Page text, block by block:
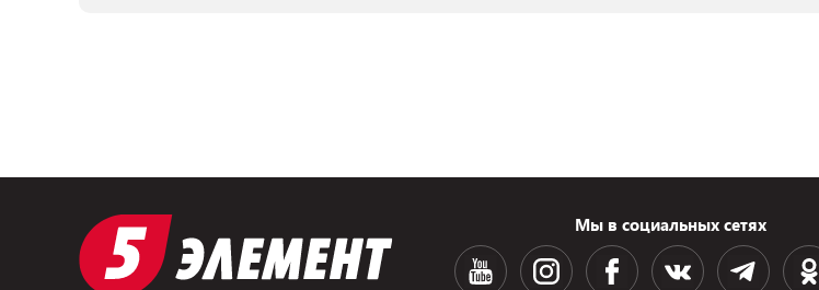
Мы в социальных сетях